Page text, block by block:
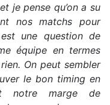
je pense qu’on a su
nos matchs pour
une question de
équipe en termes
On peut sembler
le bon timing en
notre marge de